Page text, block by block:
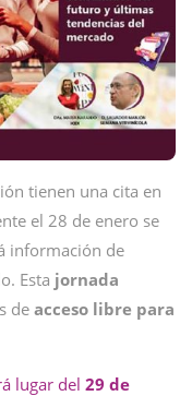
tienen una cita en
el 28 de enero se
información de
Esta jornada
de acceso libre para
lugar del 29 de